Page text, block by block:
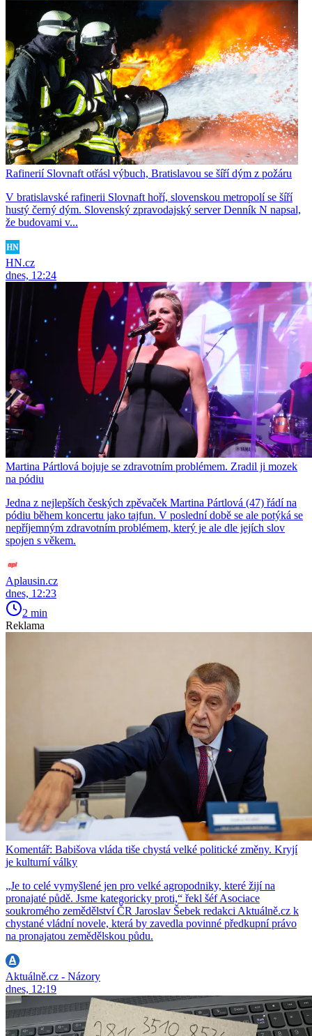
Rafinerií Slovnaft otřásl výbuch, Bratislavou se šíří dým z požáru
V bratislavské rafinerii Slovnaft hoří, slovenskou metropolí se šíří
hustý černý dým. Slovenský zpravodajský server Denník N napsal,
že budovami v...
HN.cz
dnes, 12:24
Martina Pártlová bojuje se zdravotním problémem. Zradil ji mozek
na pódiu
Jedna z nejlepších českých zpěvaček Martina Pártlová (47) řádí na
pódiu během koncertu jako tajfun. V poslední době se ale potýká se
nepříjemným zdravotním problémem, který je ale dle jejích slov
spojen s věkem.
Aplausin.cz
dnes, 12:23
2 min
Reklama
Komentář: Babišova vláda tiše chystá velké politické změny. Kryjí
je kulturní války
„Je to celé vymyšlené jen pro velké agropodniky, které žijí na
pronajaté půdě. Jsme kategoricky proti,“ řekl šéf Asociace
soukromého zemědělství ČR Jaroslav Šebek redakci Aktuálně.cz k
chystané vládní novele, která by zavedla povinné předkupní právo
na pronajatou zemědělskou půdu.
Aktuálně.cz - Názory
dnes, 12:19